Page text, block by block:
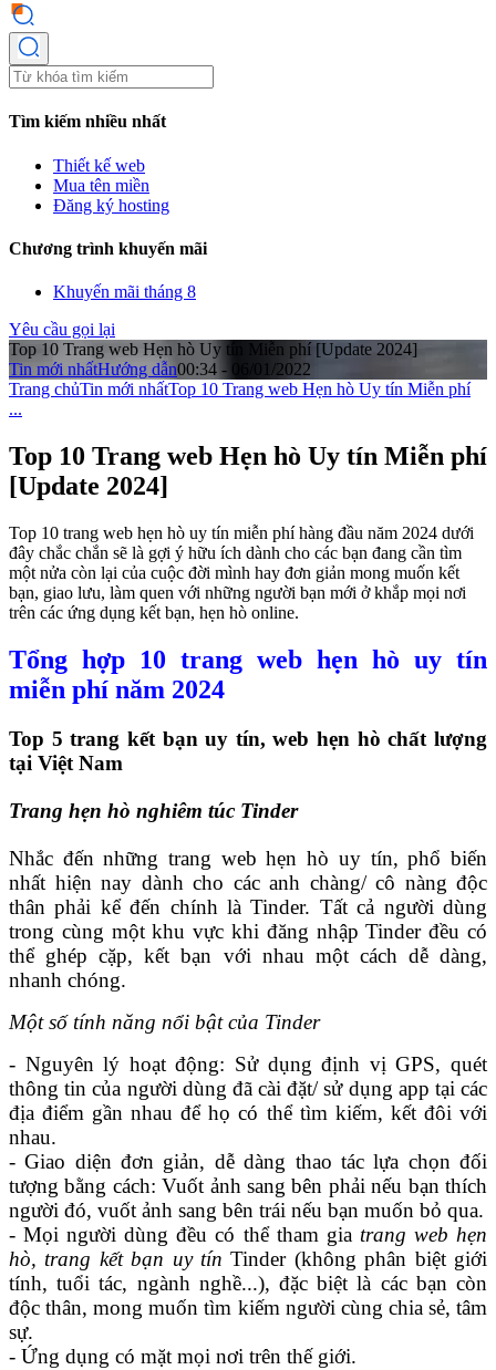
Tìm kiếm nhiều nhất
Thiết kế web
Mua tên miền
Đăng ký hosting
Chương trình khuyến mãi
Khuyến mãi tháng 8
Yêu cầu gọi lại
Top 10 Trang web Hẹn hò Uy tín Miễn phí [Update 2024]
Tin mới nhấtHướng dẫn00:34 - 06/01/2022
Trang chủTin mới nhấtTop 10 Trang web Hẹn hò Uy tín Miễn phí
...
Top 10 Trang web Hẹn hò Uy tín Miễn phí
[Update 2024]
Top 10 trang web hẹn hò uy tín miễn phí hàng đầu năm 2024 dưới
đây chắc chắn sẽ là gợi ý hữu ích dành cho các bạn đang cần tìm
một nửa còn lại của cuộc đời mình hay đơn giản mong muốn kết
bạn, giao lưu, làm quen với những người bạn mới ở khắp mọi nơi
trên các ứng dụng kết bạn, hẹn hò online.
Tổng hợp 10 trang web hẹn hò uy tín
miễn phí năm 2024
Top 5 trang kết bạn uy tín, web hẹn hò chất lượng
tại Việt Nam
Trang hẹn hò nghiêm túc Tinder
Nhắc đến những trang web hẹn hò uy tín, phổ biến
nhất hiện nay dành cho các anh chàng/ cô nàng độc
thân phải kể đến chính là Tinder. Tất cả người dùng
trong cùng một khu vực khi đăng nhập Tinder đều có
thể ghép cặp, kết bạn với nhau một cách dễ dàng,
nhanh chóng.
Một số tính năng nổi bật của Tinder
- Nguyên lý hoạt động: Sử dụng định vị GPS, quét
thông tin của người dùng đã cài đặt/ sử dụng app tại các
địa điểm gần nhau để họ có thể tìm kiếm, kết đôi với
nhau.
- Giao diện đơn giản, dễ dàng thao tác lựa chọn đối
tượng bằng cách: Vuốt ảnh sang bên phải nếu bạn thích
người đó, vuốt ảnh sang bên trái nếu bạn muốn bỏ qua.
- Mọi người dùng đều có thể tham gia trang web hẹn
hò, trang kết bạn uy tín Tinder (không phân biệt giới
tính, tuổi tác, ngành nghề...), đặc biệt là các bạn còn
độc thân, mong muốn tìm kiếm người cùng chia sẻ, tâm
sự.
- Ứng dụng có mặt mọi nơi trên thế giới.